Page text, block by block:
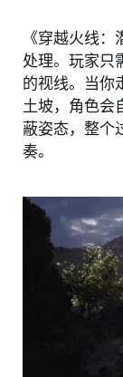
《穿越火线
处理。玩家只
的视线。当你
土坡，角色会
蔽姿态，整个
奏。